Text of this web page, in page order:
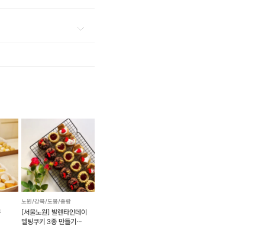
노원/강북/도봉/중랑
[서울노원] 발렌타인데이
멜팅쿠키 3종 만들기